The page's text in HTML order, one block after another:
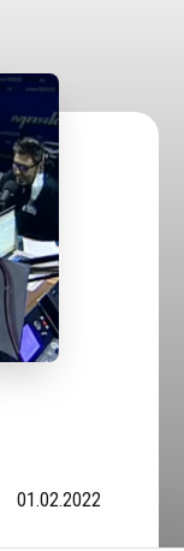
01.02.2022